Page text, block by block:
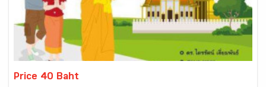
Price 40 Baht